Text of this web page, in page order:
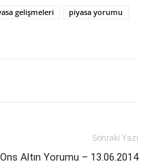
gelişmeleri
piyasa yorumu
Sonraki Yazı
Ons Altın Yorumu – 13.06.2014